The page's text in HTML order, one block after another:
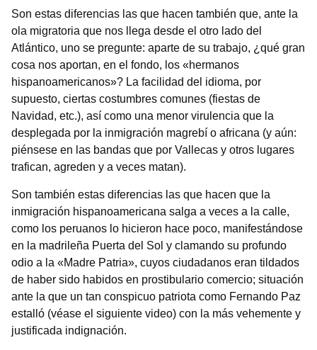
Son estas diferencias las que hacen también que, ante la
ola migratoria que nos llega desde el otro lado del
Atlántico, uno se pregunte: aparte de su trabajo, ¿qué gran
cosa nos aportan, en el fondo, los «hermanos
hispanoamericanos»? La facilidad del idioma, por
supuesto, ciertas costumbres comunes (fiestas de
Navidad, etc.), así como una menor virulencia que la
desplegada por la inmigración magrebí o africana (y aún:
piénsese en las bandas que por Vallecas y otros lugares
trafican, agreden y a veces matan).
Son también estas diferencias las que hacen que la
inmigración hispanoamericana salga a veces a la calle,
como los peruanos lo hicieron hace poco, manifestándose
en la madrileña Puerta del Sol y clamando su profundo
odio a la «Madre Patria», cuyos ciudadanos eran tildados
de haber sido habidos en prostibulario comercio; situación
ante la que un tan conspicuo patriota como Fernando Paz
estalló (véase el siguiente video) con la más vehemente y
justificada indignación.